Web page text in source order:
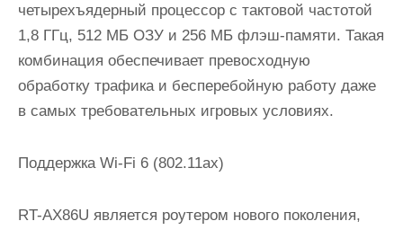
четырехъядерный процессор с тактовой частотой
1,8 ГГц, 512 МБ ОЗУ и 256 МБ флэш-памяти. Такая
комбинация обеспечивает превосходную
обработку трафика и бесперебойную работу даже
в самых требовательных игровых условиях.
Поддержка Wi-Fi 6 (802.11ax)
RT-AX86U является роутером нового поколения,